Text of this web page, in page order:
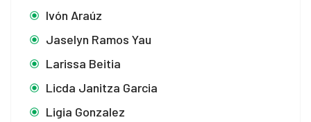
Ivón Araúz
Jaselyn Ramos Yau
Larissa Beitia
Licda Janitza Garcia
Ligia Gonzalez